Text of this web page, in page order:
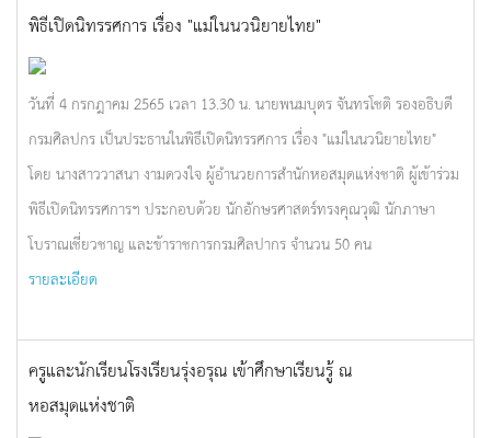
พิธีเปิดนิทรรศการ เรื่อง "แม่ในนวนิยายไทย"
วันที่ 4 กรกฎาคม 2565 เวลา 13.30 น. นายพนมบุตร จันทรโชติ รองอธิบดี
กรมศิลปกร เป็นประธานในพิธีเปิดนิทรรศการ เรื่อง "แม่ในนวนิยายไทย"
โดย นางสาววาสนา งามดวงใจ ผู้อำนวยการสำนักหอสมุดแห่งชาติ ผู้เข้าร่วม
พิธีเปิดนิทรรศการฯ ประกอบด้วย นักอักษรศาสตร์ทรงคุณวุฒิ นักภาษา
โบราณเชี่ยวชาญ และข้าราชการกรมศิลปากร จำนวน 50 คน
รายละเอียด
ครูและนักเรียนโรงเรียนรุ่งอรุณ เข้าศึกษาเรียนรู้ ณ
หอสมุดแห่งชาติ